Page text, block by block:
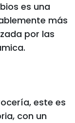
es una
más
por las
este es
con un